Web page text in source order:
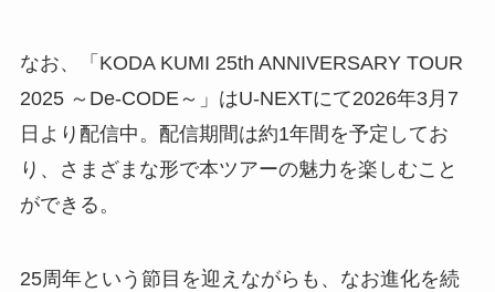
なお、「KODA KUMI 25th ANNIVERSARY TOUR
2025 ～De-CODE～」はU-NEXTにて2026年3月7
日より配信中。配信期間は約1年間を予定してお
り、さまざまな形で本ツアーの魅力を楽しむこと
ができる。
25周年という節目を迎えながらも、なお進化を続